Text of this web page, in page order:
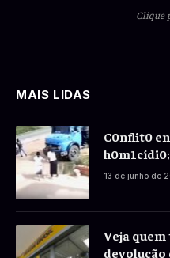
Clique
MAIS LIDAS
C0nflit0
13 de junho de
Veja
devolução